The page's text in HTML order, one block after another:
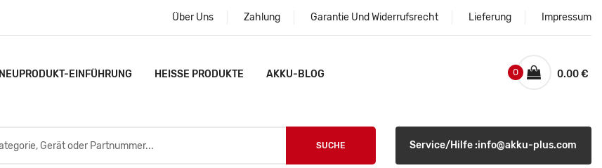
Über Uns Zahlung Garantie Und Widerrufsrecht Lieferung Impressum
NEUPRODUKT-EINFÜHRUNG HEISSE PRODUKTE AKKU-BLOG 0.00 €
0
SUCHE Service/Hilfe :info@akku-plus.com